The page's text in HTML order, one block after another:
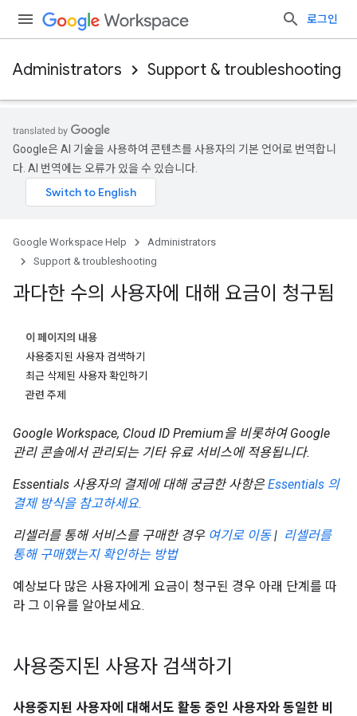
로그인
Administrators Support & troubleshooting
Google은 AI 기술을 사용하여 콘텐츠를 사용자의 기본 언어로 번역합니
다. AI 번역에는 오류가 있을 수 있습니다.
Google Workspace Help
Administrators
Support & troubleshooting
과다한 수의 사용자에 대해 요금이 청구됨
이 페이지의 내용
사용중지된 사용자 검색하기
최근 삭제된 사용자 확인하기
관련 주제
Google Workspace, Cloud ID Premium을 비롯하여 Google
관리 콘솔에서 관리되는 기타 유료 서비스에 적용됩니다.
Essentials 사용자의 결제에 대해 궁금한 사항은Essentials 의
결제 방식을 참고하세요.
리셀러를 통해 서비스를 구매한 경우 여기로 이동| 리셀러를
통해 구매했는지 확인하는 방법
예상보다 많은 사용자에게 요금이 청구된 경우 아래 단계를 따
라 그 이유를 알아보세요.
사용중지된 사용자 검색하기
사용중지된 사용자에 대해서도 활동 중인 사용자와 동일한 비